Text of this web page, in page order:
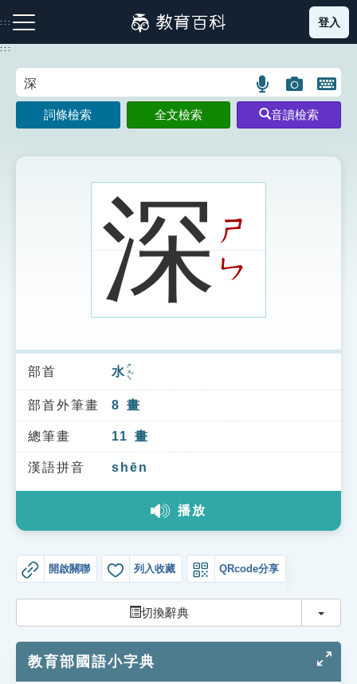
到
主
:::
注音索引圖示 筆畫索引圖示 部首索引表圖示
索引選單
知識索引
單字索引
生命大百科索引
登入
:::
語
言
搜
示
圖
片
搜
開
鍵
圖
詞條檢索 全文檢索 音讀檢索
深ㄕ
ㄣ
部首 水 ㄕㄨㄟˇ
部首外筆畫 8 畫
總筆畫 11 畫
漢語拼音 shēn
播放
開啟關聯 列入收藏 QRcode分享
切換辭典 切換
教育部國語小字典